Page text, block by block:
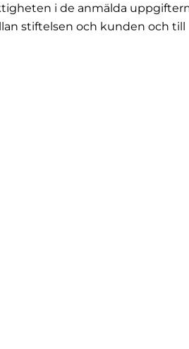
i de anmälda
stiftelsen och kunden och till